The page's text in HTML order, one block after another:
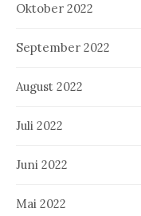
Oktober 2022
September 2022
August 2022
Juli 2022
Juni 2022
Mai 2022